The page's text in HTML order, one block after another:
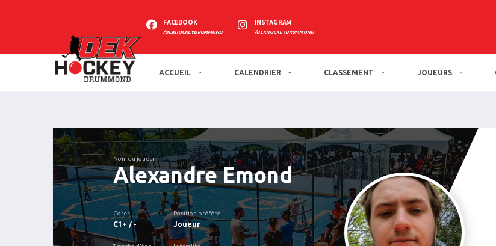
FACEBOOK
/DEKHOCKEYDRUMMOND
INSTAGRAM
/DEKHOCKEYDRUMMOND
ACCUEIL CALENDRIER CLASSEMENT JOUEURS
Nom du joueur
Alexandre Emond
Cotes
C1+ / -
Position préféré
Joueur